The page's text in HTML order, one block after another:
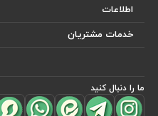
اطلاعات
خدمات مشتریان
ما را دنبال کنید